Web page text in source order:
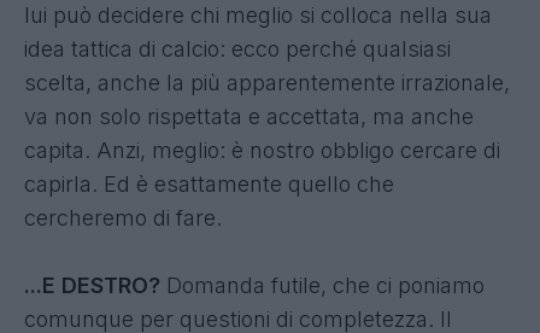
lui può decidere chi meglio si colloca nella sua
idea tattica di calcio: ecco perché qualsiasi
scelta, anche la più apparentemente irrazionale,
va non solo rispettata e accettata, ma anche
capita. Anzi, meglio: è nostro obbligo cercare di
capirla. Ed è esattamente quello che
cercheremo di fare.
...E DESTRO? Domanda futile, che ci poniamo
comunque per questioni di completezza. Il